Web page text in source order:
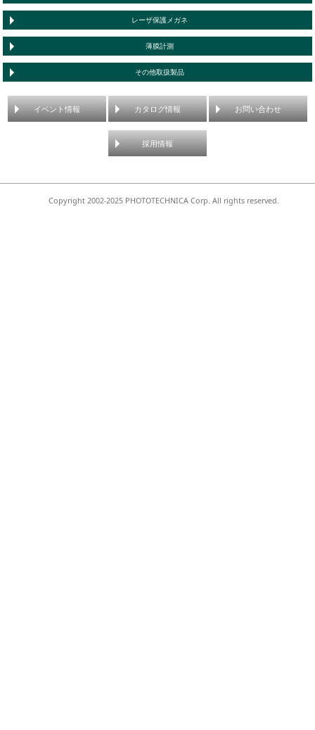
レーザ保護メガネ
薄膜計測
その他取扱製品
イベント情報 カタログ情報 お問い合わせ
採用情報
Copyright 2002-2025 PHOTOTECHNICA Corp. All rights reserved.